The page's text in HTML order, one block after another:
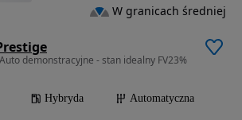
demonstracyjne - stan idealny FV23%
Hybryda
Automatyczna
W granicach średniej